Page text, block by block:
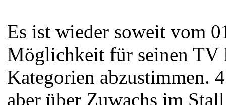
Es ist wieder soweit vom
Möglichkeit für seinen TV
Kategorien abzustimmen.
aber über Zuwachs im